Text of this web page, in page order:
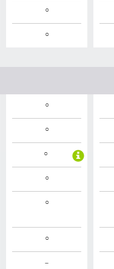
○
○
○
○
○
○
○
○
－